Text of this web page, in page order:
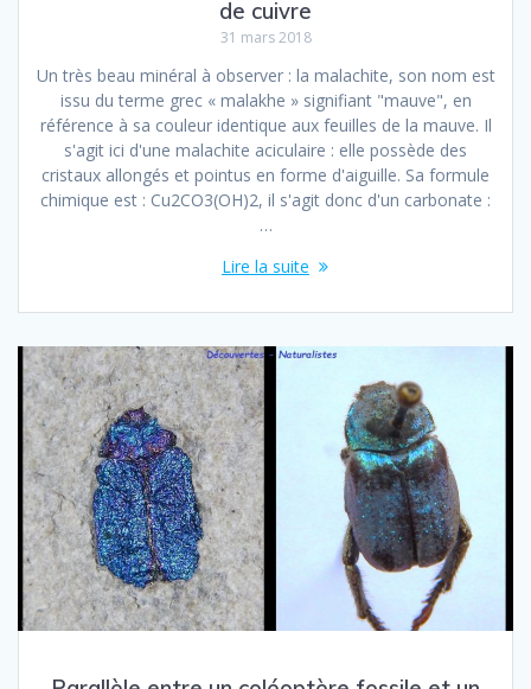
de cuivre
31 mars 2018
Un très beau minéral à observer : la malachite, son nom est
issu du terme grec « malakhe » signifiant "mauve", en
référence à sa couleur identique aux feuilles de la mauve. Il
s'agit ici d'une malachite aciculaire : elle possède des
cristaux allongés et pointus en forme d'aiguille. Sa formule
chimique est : Cu2CO3(OH)2, il s'agit donc d'un carbonate :
…
Lire la suite